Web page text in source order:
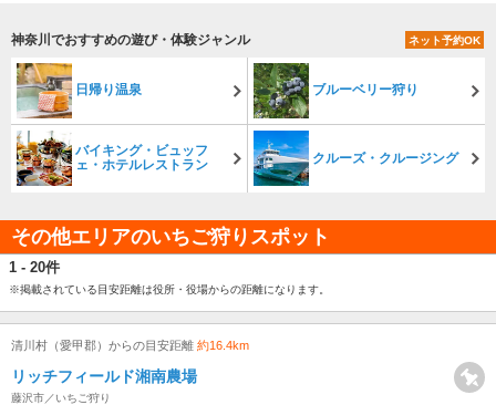
神奈川でおすすめの遊び・体験ジャンル ネット予約OK
日帰り温泉 ブルーベリー狩り
バイキング・ビュッフ
ェ・ホテルレストラン
クルーズ・クルージング
その他エリアのいちご狩りスポット
1 - 20件
※掲載されている目安距離は役所・役場からの距離になります。
清川村（愛甲郡）からの目安距離 約16.4km
リッチフィールド湘南農場
藤沢市／いちご狩り